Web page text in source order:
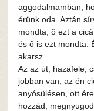
aggodalmamban,
érünk oda. Aztán
mondta, ő ezt a
és ő is ezt mondta.
akarsz.
Az az út, hazafele,
jobban van, az én
anyósülésen, ott
hozzád,